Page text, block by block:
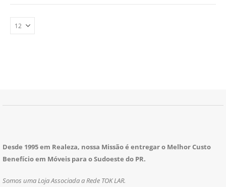
Desde 1995 em Realeza, nossa Missão é entregar o Melhor Custo
Benefício em Móveis para o Sudoeste do PR.
Somos uma Loja Associada a Rede TOK LAR.